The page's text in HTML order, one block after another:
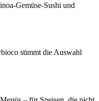
Gemüse-Sushi und
stimmt die Auswahl